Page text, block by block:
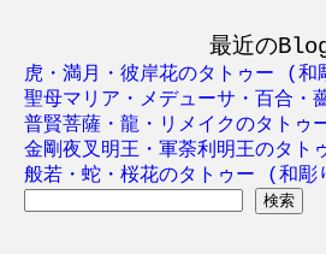
最近の
虎・満月・彼岸花のタトゥー (和
聖母マリア・メデューサ・百合・
普賢菩薩・龍・リメイクのタトゥ
金剛夜叉明王・軍荼利明王のタト
般若・蛇・桜花のタトゥー (和彫